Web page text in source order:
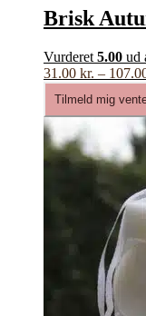
Brisk
Vurderet 5.00 ud
31.00 kr. –
Tilmeld mig